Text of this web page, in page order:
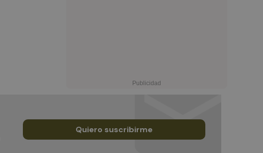
Quiero suscribirme